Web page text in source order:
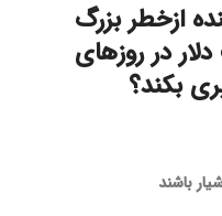
ازخطر بزرگ
در روزهای
بکند؟
باشند